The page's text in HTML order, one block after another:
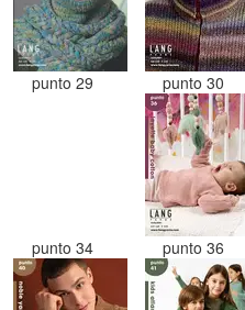
punto 29 punto 30
punto 34 punto 36